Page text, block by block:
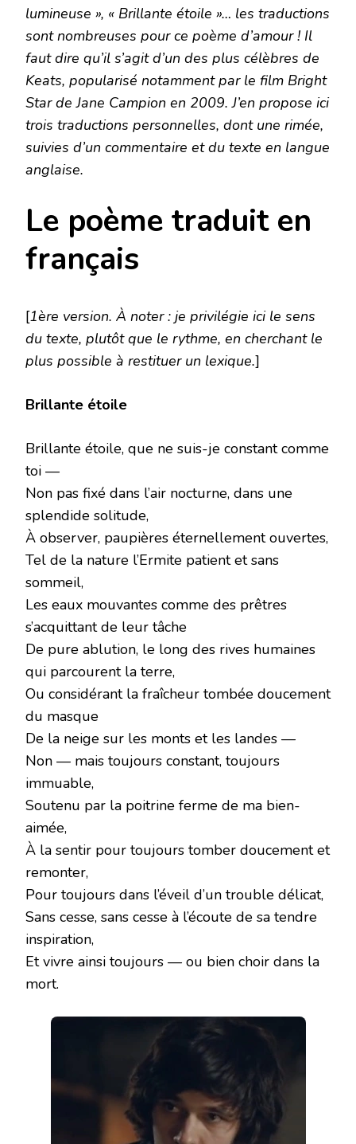
lumineuse », « Brillante étoile »… les traductions
sont nombreuses pour ce poème d’amour ! Il
faut dire qu’il s’agit d’un des plus célèbres de
Keats, popularisé notamment par le film Bright
Star de Jane Campion en 2009. J’en propose ici
trois traductions personnelles, dont une rimée,
suivies d’un commentaire et du texte en langue
anglaise.
Le poème traduit en
français
[1ère version. À noter : je privilégie ici le sens
du texte, plutôt que le rythme, en cherchant le
plus possible à restituer un lexique.]
Brillante étoile
Brillante étoile, que ne suis-je constant comme
toi —
Non pas fixé dans l’air nocturne, dans une
splendide solitude,
À observer, paupières éternellement ouvertes,
Tel de la nature l’Ermite patient et sans
sommeil,
Les eaux mouvantes comme des prêtres
s’acquittant de leur tâche
De pure ablution, le long des rives humaines
qui parcourent la terre,
Ou considérant la fraîcheur tombée doucement
du masque
De la neige sur les monts et les landes —
Non — mais toujours constant, toujours
immuable,
Soutenu par la poitrine ferme de ma bien-
aimée,
À la sentir pour toujours tomber doucement et
remonter,
Pour toujours dans l’éveil d’un trouble délicat,
Sans cesse, sans cesse à l’écoute de sa tendre
inspiration,
Et vivre ainsi toujours — ou bien choir dans la
mort.